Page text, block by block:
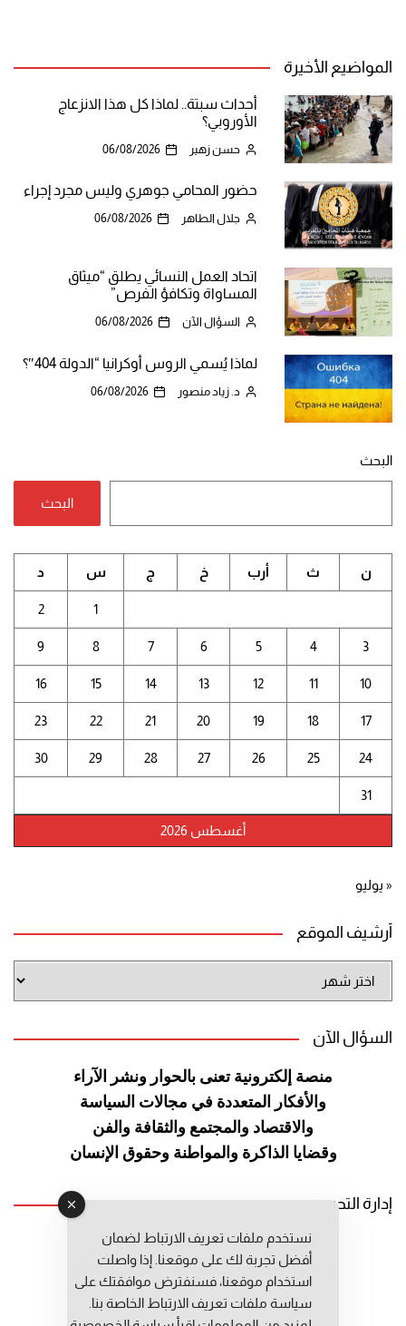
المواضيع الأخيرة
أحداث سبتة.. لماذا كل هذا الانزعاج
الأوروبي؟
حسن زهير 06/08/2026
حضور المحامي جوهري وليس مجرد إجراء
جلال الطاهر 06/08/2026
اتحاد العمل النسائي يطلق “ميثاق
المساواة وتكافؤ الفرص”
السؤال الآن 06/08/2026
لماذا يُسمي الروس أوكرانيا “الدولة 404″؟
د. زياد منصور 06/08/2026
البحث
البحث
أغسطس 2026
ن ث أرب خ ج س د
1
2
3
4
5
6
7
8
9
10
11
12
13
14
15
16
17
18
19
20
21
22
23
24
25
26
27
28
29
30
31
« يوليو
أرشيف الموقع
الموقع
السؤال الآن
منصة إلكترونية تعنى بالحوار ونشر الآراء
والأفكار المتعددة في مجالات السياسة
والاقتصاد والمجتمع والثقافة والفن
وقضايا الذاكرة والمواطنة وحقوق الإنسان
إدارة التحرير
رئيس التحرير: عبد الرحيم التوراني
رئيس التحرير المساعد: المعطي قبال
مديرة التحرير: فاطمة حوحو
نستخدم ملفات تعريف الارتباط لضمان
أفضل تجربة لك على موقعنا. إذا واصلت
استخدام موقعنا، فسنفترض موافقتك على
سياسة ملفات تعريف الارتباط الخاصة بنا.